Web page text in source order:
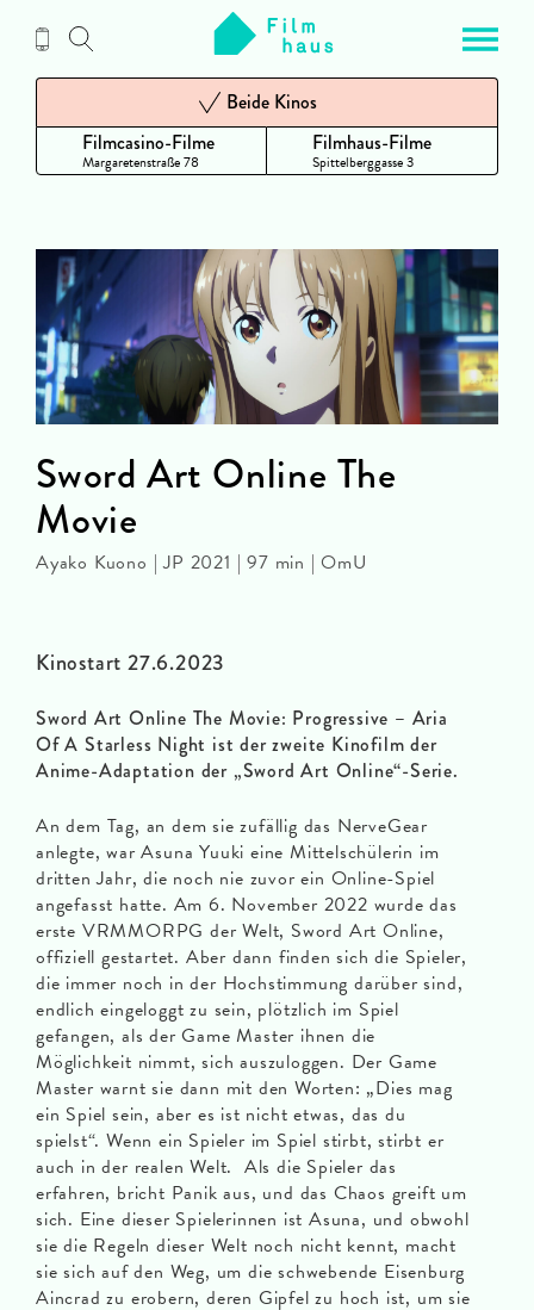
Inhalt
Filmcasino-Filme
Margaretenstraße 78
Beide Kinos
Filmhaus-Filme
Spittelberggasse 3
Kinostart 27.6.2023
Sword Art Online The Movie: Progressive – Aria
Of A Starless Night ist der zweite Kinofilm der
Anime-Adaptation der „Sword Art Online“-Serie.
An dem Tag, an dem sie zufällig das NerveGear
anlegte, war Asuna Yuuki eine Mittelschülerin im
dritten Jahr, die noch nie zuvor ein Online-Spiel
angefasst hatte. Am 6. November 2022 wurde das
erste VRMMORPG der Welt, Sword Art Online,
offiziell gestartet. Aber dann finden sich die Spieler,
die immer noch in der Hochstimmung darüber sind,
endlich eingeloggt zu sein, plötzlich im Spiel
gefangen, als der Game Master ihnen die
Möglichkeit nimmt, sich auszuloggen. Der Game
Master warnt sie dann mit den Worten: „Dies mag
ein Spiel sein, aber es ist nicht etwas, das du
spielst“. Wenn ein Spieler im Spiel stirbt, stirbt er
auch in der realen Welt. Als die Spieler das
erfahren, bricht Panik aus, und das Chaos greift um
sich. Eine dieser Spielerinnen ist Asuna, und obwohl
sie die Regeln dieser Welt noch nicht kennt, macht
sie sich auf den Weg, um die schwebende Eisenburg
Aincrad zu erobern, deren Gipfel zu hoch ist, um sie
Sword Art Online The
Movie
Ayako Kuono | JP 2021 | 97 min | OmU